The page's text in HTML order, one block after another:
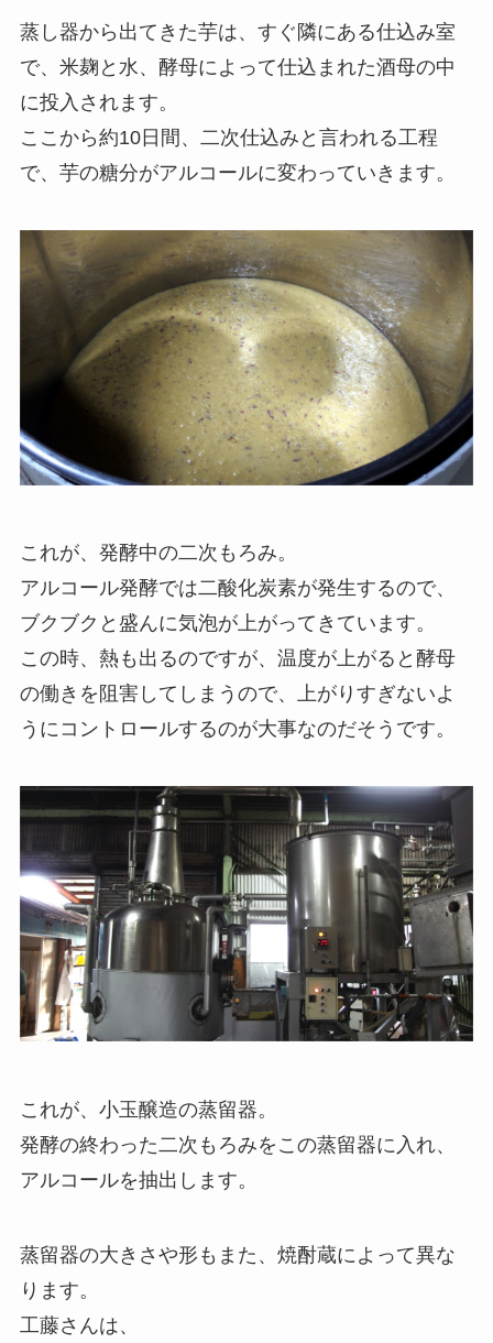
蒸し器から出てきた芋は、すぐ隣にある仕込み室
で、米麹と水、酵母によって仕込まれた酒母の中
に投入されます。
ここから約10日間、二次仕込みと言われる工程
で、芋の糖分がアルコールに変わっていきます。
これが、発酵中の二次もろみ。
アルコール発酵では二酸化炭素が発生するので、
ブクブクと盛んに気泡が上がってきています。
この時、熱も出るのですが、温度が上がると酵母
の働きを阻害してしまうので、上がりすぎないよ
うにコントロールするのが大事なのだそうです。
これが、小玉醸造の蒸留器。
発酵の終わった二次もろみをこの蒸留器に入れ、
アルコールを抽出します。
蒸留器の大きさや形もまた、焼酎蔵によって異な
ります。
工藤さんは、